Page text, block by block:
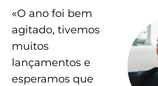
«O ano foi bem
agitado, tivemos
muitos
lançamentos e
esperamos que